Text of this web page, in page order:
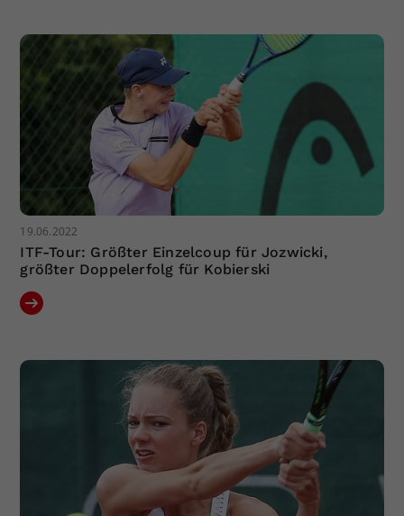
19.06.2022
ITF-Tour: Größter Einzelcoup für Jozwicki,
größter Doppelerfolg für Kobierski
Zweck
Einstellungen. Unter anderem eine
zufällig generierte ID, für die
historische Speicherung Ihrer
vorgenommen Einstellungen, falls der
Webseiten-Betreiber dies eingestellt
hat.